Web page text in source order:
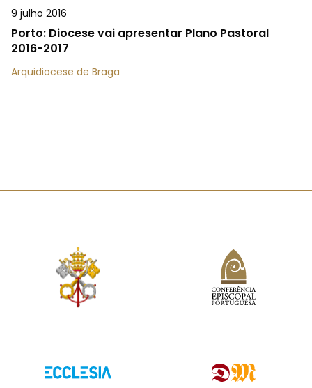
9 julho 2016
Porto: Diocese vai apresentar Plano Pastoral
2016-2017
Arquidiocese de Braga